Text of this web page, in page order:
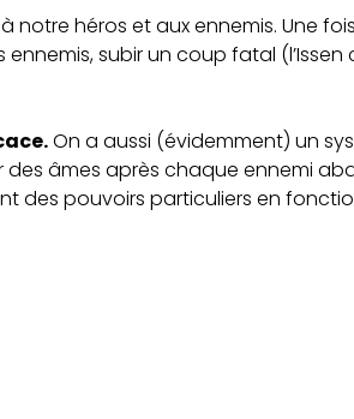
notre héros et aux ennemis. Une
subir un coup fatal (l’Issen
On a aussi (évidemment) un
âmes après chaque ennemi
pouvoirs particuliers en